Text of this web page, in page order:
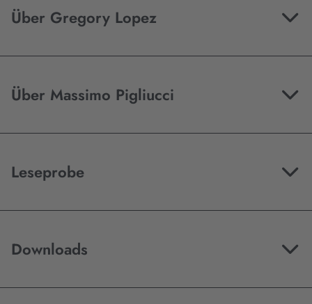
Über Gregory Lopez
Über Massimo Pigliucci
Leseprobe
Downloads